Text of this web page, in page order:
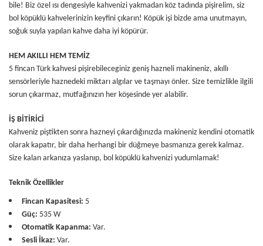
bile! Biz özel ısı dengesiyle kahvenizi yakmadan köz tadında pişirelim, siz
bol köpüklü kahvelerinizin keyfini çıkarın! Köpük işi bizde ama unutmayın,
soğuk suyla yapılan kahve daha iyi köpürür.
HEM AKILLI HEM TEMİZ
5 fincan Türk kahvesi pişirebileceginiz geniş hazneli makineniz, akıllı
sensörleriyle haznedeki miktarı algılar ve taşmayı önler. Size temizlikle ilgili
sorun çıkarmaz, mutfağınızın her köşesinde yer alabilir.
İŞ BİTİRİCİ
Kahveniz piştikten sonra hazneyi çıkardığınızda makineniz kendini otomatik
olarak kapatır, bir daha herhangi bir düğmeye basmanıza gerek kalmaz.
Size kalan arkanıza yaslanıp, bol köpüklü kahvenizi yudumlamak!
Teknik Özellikler
Fincan Kapasitesi: 5
Güç: 535 W
Otomatik Kapanma: Var.
Sesli İkaz: Var.